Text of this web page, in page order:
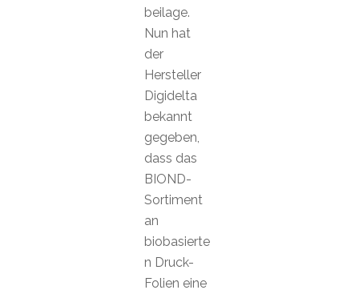
beilage.
Nun hat
der
Hersteller
Digidelta
bekannt
gegeben,
dass das
BIOND-
Sortiment
an
biobasierte
n Druck-
Folien eine